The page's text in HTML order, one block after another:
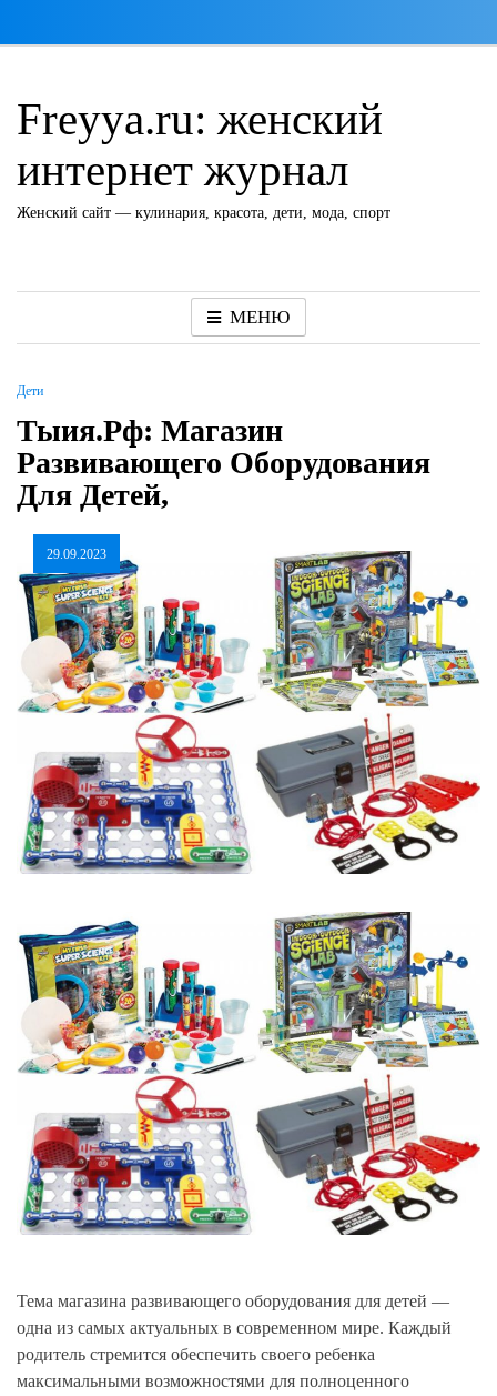
Freyya.ru: женский
интернет журнал
Женский сайт — кулинария, красота, дети, мода, спорт
МЕНЮ
Дети
Тыия.рф: Магазин
Развивающего Оборудования
Для Детей,
29.09.2023
Тема магазина развивающего оборудования для детей —
одна из самых актуальных в современном мире. Каждый
родитель стремится обеспечить своего ребенка
максимальными возможностями для полноценного